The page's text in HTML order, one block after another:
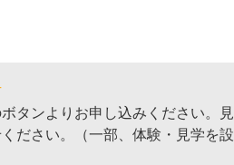
タンよりお申し込みください。見
ださい。（一部、体験・見学を設